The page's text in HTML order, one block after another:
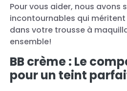
Pour vous aider, nous avons
incontournables qui
dans votre trousse à
ensemble!
BB crème : Le
pour un teint